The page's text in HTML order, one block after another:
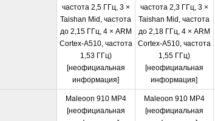
частота 2,5 ГГц, 3 ×
Taishan Mid, частота
до 2,15 ГГц, 4 × ARM
Cortex-A510, частота
1,53 ГГц)
[неофициальная
информация]
частота 2,3 ГГц, 3 ×
Taishan Mid, частота
до 2,18 ГГц, 4 × ARM
Cortex-A510, частота
1,55 ГГц)
[неофициальная
информация]
Maleoon 910 MP4
[неофициальная
Maleoon 910 MP4
[неофициальная